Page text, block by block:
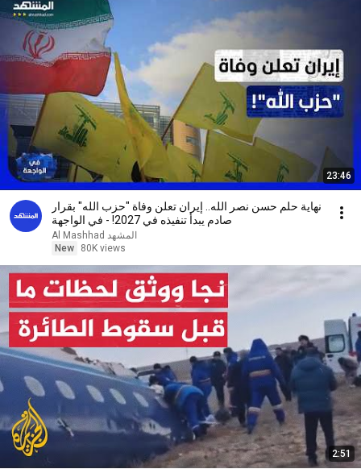
23:46
نهاية حلم حسن نصر الله.. إيران تعلن وفاة "حزب الله" بقرار
صادم يبدأ تنفيذه في 2027! - في الواجهة
Al Mashhad المشهد
New
80K views
2:51